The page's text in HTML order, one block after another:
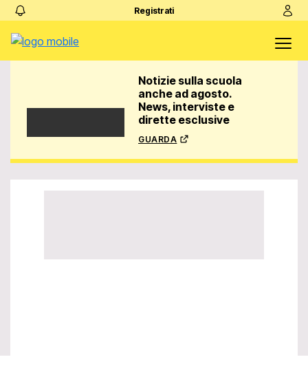
Registrati
Notizie sulla scuola
anche ad agosto.
News, interviste e
dirette esclusive
guarda